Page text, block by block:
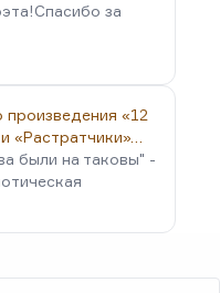
за
«12
«Растратчики»…
были на таковы" -